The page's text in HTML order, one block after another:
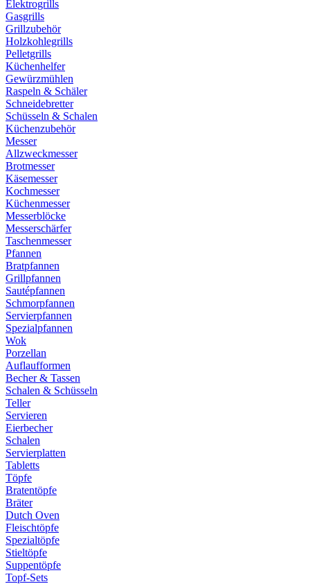
Elektrogrills
Gasgrills
Grillzubehör
Holzkohlegrills
Pelletgrills
Küchenhelfer
Gewürzmühlen
Raspeln & Schäler
Schneidebretter
Schüsseln & Schalen
Küchenzubehör
Messer
Allzweckmesser
Brotmesser
Käsemesser
Kochmesser
Küchenmesser
Messerblöcke
Messerschärfer
Taschenmesser
Pfannen
Bratpfannen
Grillpfannen
Sautépfannen
Schmorpfannen
Servierpfannen
Spezialpfannen
Wok
Porzellan
Auflaufformen
Becher & Tassen
Schalen & Schüsseln
Teller
Servieren
Eierbecher
Schalen
Servierplatten
Tabletts
Töpfe
Bratentöpfe
Bräter
Dutch Oven
Fleischtöpfe
Spezialtöpfe
Stieltöpfe
Suppentöpfe
Topf-Sets